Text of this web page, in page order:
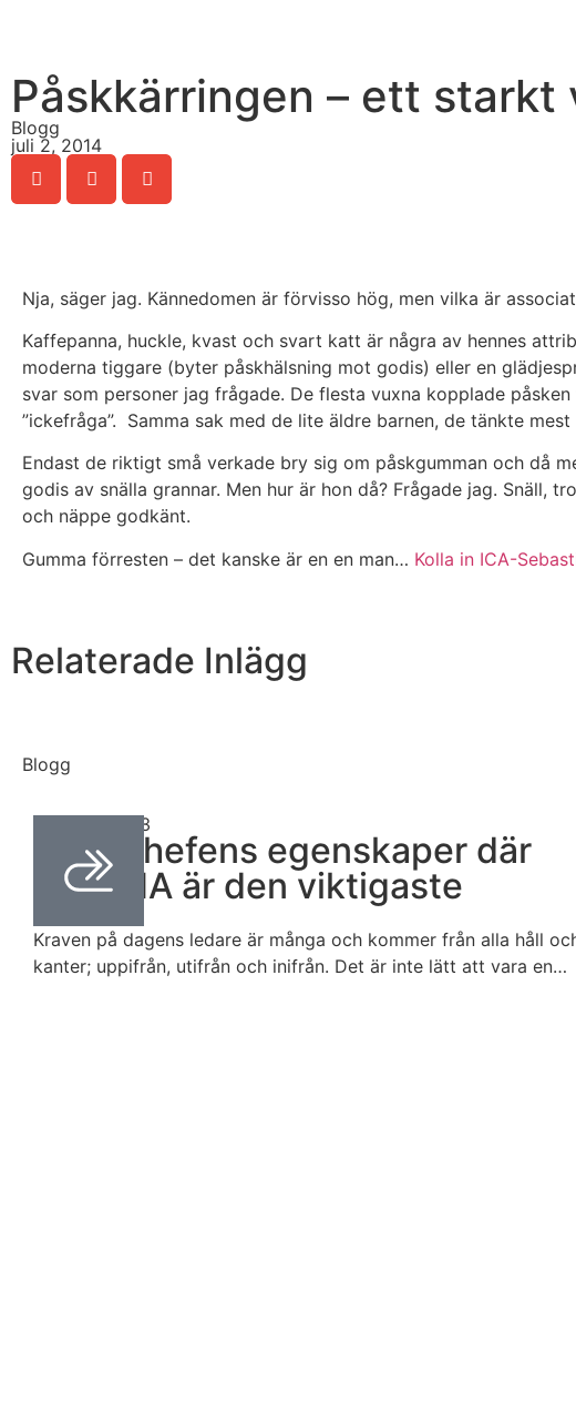
Påskkärringen – ett starkt
Blogg
juli 2, 2014
Nja, säger jag. Kännedomen är förvisso hög, men vilka är
Kaffepanna, huckle, kvast och svart katt är några av hennes
moderna tiggare (byter påskhälsning mot godis) eller en
svar som personer jag frågade. De flesta vuxna kopplade
”ickefråga”. Samma sak med de lite äldre barnen, de tänkte
Endast de riktigt små verkade bry sig om påskgumman och då
godis av snälla grannar. Men hur är hon då? Frågade jag. Snäll,
och näppe godkänt.
Gumma förresten – det kanske är en en man… Kolla in ICA-
Relaterade Inlägg
Blogg
april 24, 2023
Drömchefens egenskaper där
LYSSNA är den viktigaste
Kraven på dagens ledare är många och kommer från alla håll
kanter; uppifrån, utifrån och inifrån. Det är inte lätt att vara en…